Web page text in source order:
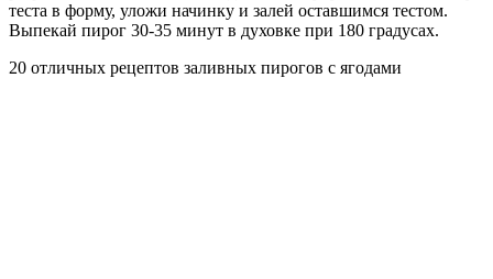
теста в форму, уложи начинку и залей оставшимся тестом.
Выпекай пирог 30-35 минут в духовке при 180 градусах.
20 отличных рецептов заливных пирогов с ягодами